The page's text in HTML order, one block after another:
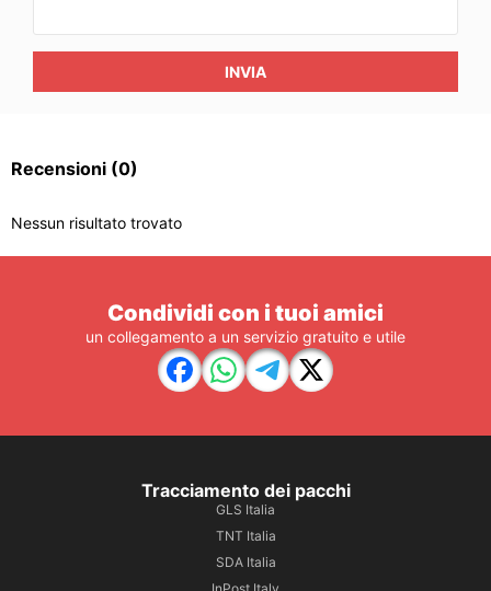
INVIA
Recensioni (0)
Nessun risultato trovato
Condividi con i tuoi amici
un collegamento a un servizio gratuito e utile
Tracciamento dei pacchi
GLS Italia
TNT Italia
SDA Italia